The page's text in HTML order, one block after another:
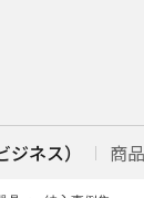
ネス） 商